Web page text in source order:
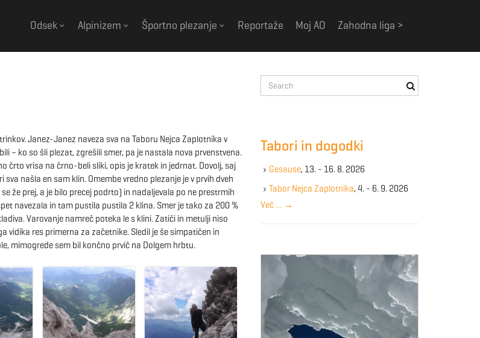
Odsek Alpinizem Športno plezanje Reportaže Moj AO Zahodna liga >
Janez-Janez naveza sva na Taboru Nejca Zaplotnika v
– ko so šli plezat, zgrešili smer, pa je nastala nova prvenstvena.
črto vrisa na črno-beli sliki, opis je kratek in jedrnat. Dovolj, saj
našla en sam klin. Omembe vredno plezanje je v prvih dveh
že prej, a je bilo precej podrto) in nadaljevala po ne prestrmih
navezala in tam pustila pustila 2 klina. Smer je tako za 200 %
Varovanje namreč poteka le s klini. Zatiči in metulji niso
vidika res primerna za začetnike. Sledil je še simpatičen in
mimogrede sem bil končno prvič na Dolgem hrbtu.
e
e
y
w
r
Tabori in dogodki
Gesause, 13. - 16. 8. 2026
Tabor Nejca Zaplotnika, 4. - 6. 9. 2026
Več … →